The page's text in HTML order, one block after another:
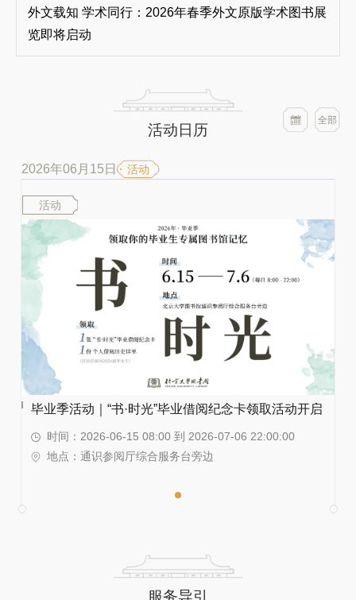
外文载知 学术同行：2026年春季外文原版学术图书展
览即将启动
活动日历
2026年06月15日 活动
活动
毕业季活动｜“书·时光”毕业借阅纪念卡领取活动开启
时间：2026-06-15 08:00 到 2026-07-06 22:00:00
地点：通识参阅厅综合服务台旁边
全部
服务导引